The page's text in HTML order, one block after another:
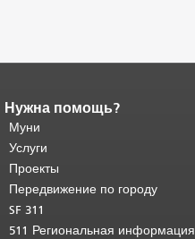
Конец содержимого
страницы.
страницы повторяется на каждой
странице.
основного содержимого .
Нужна помощь?
Муни
Услуги
Проекты
Передвижение по городу
SF 311
511 Региональная информация